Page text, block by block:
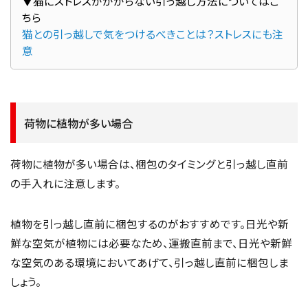
猫との引っ越しで気をつけるべきことは？ストレスにも注
意
荷物に植物が多い場合
荷物に植物が多い場合は、梱包のタイミングと引っ越し直前
の手入れに注意します。
植物を引っ越し直前に梱包するのがおすすめです。日光や新
鮮な空気が植物には必要なため、運搬直前まで、日光や新鮮
な空気のある環境においてあげて、引っ越し直前に梱包しま
しょう。